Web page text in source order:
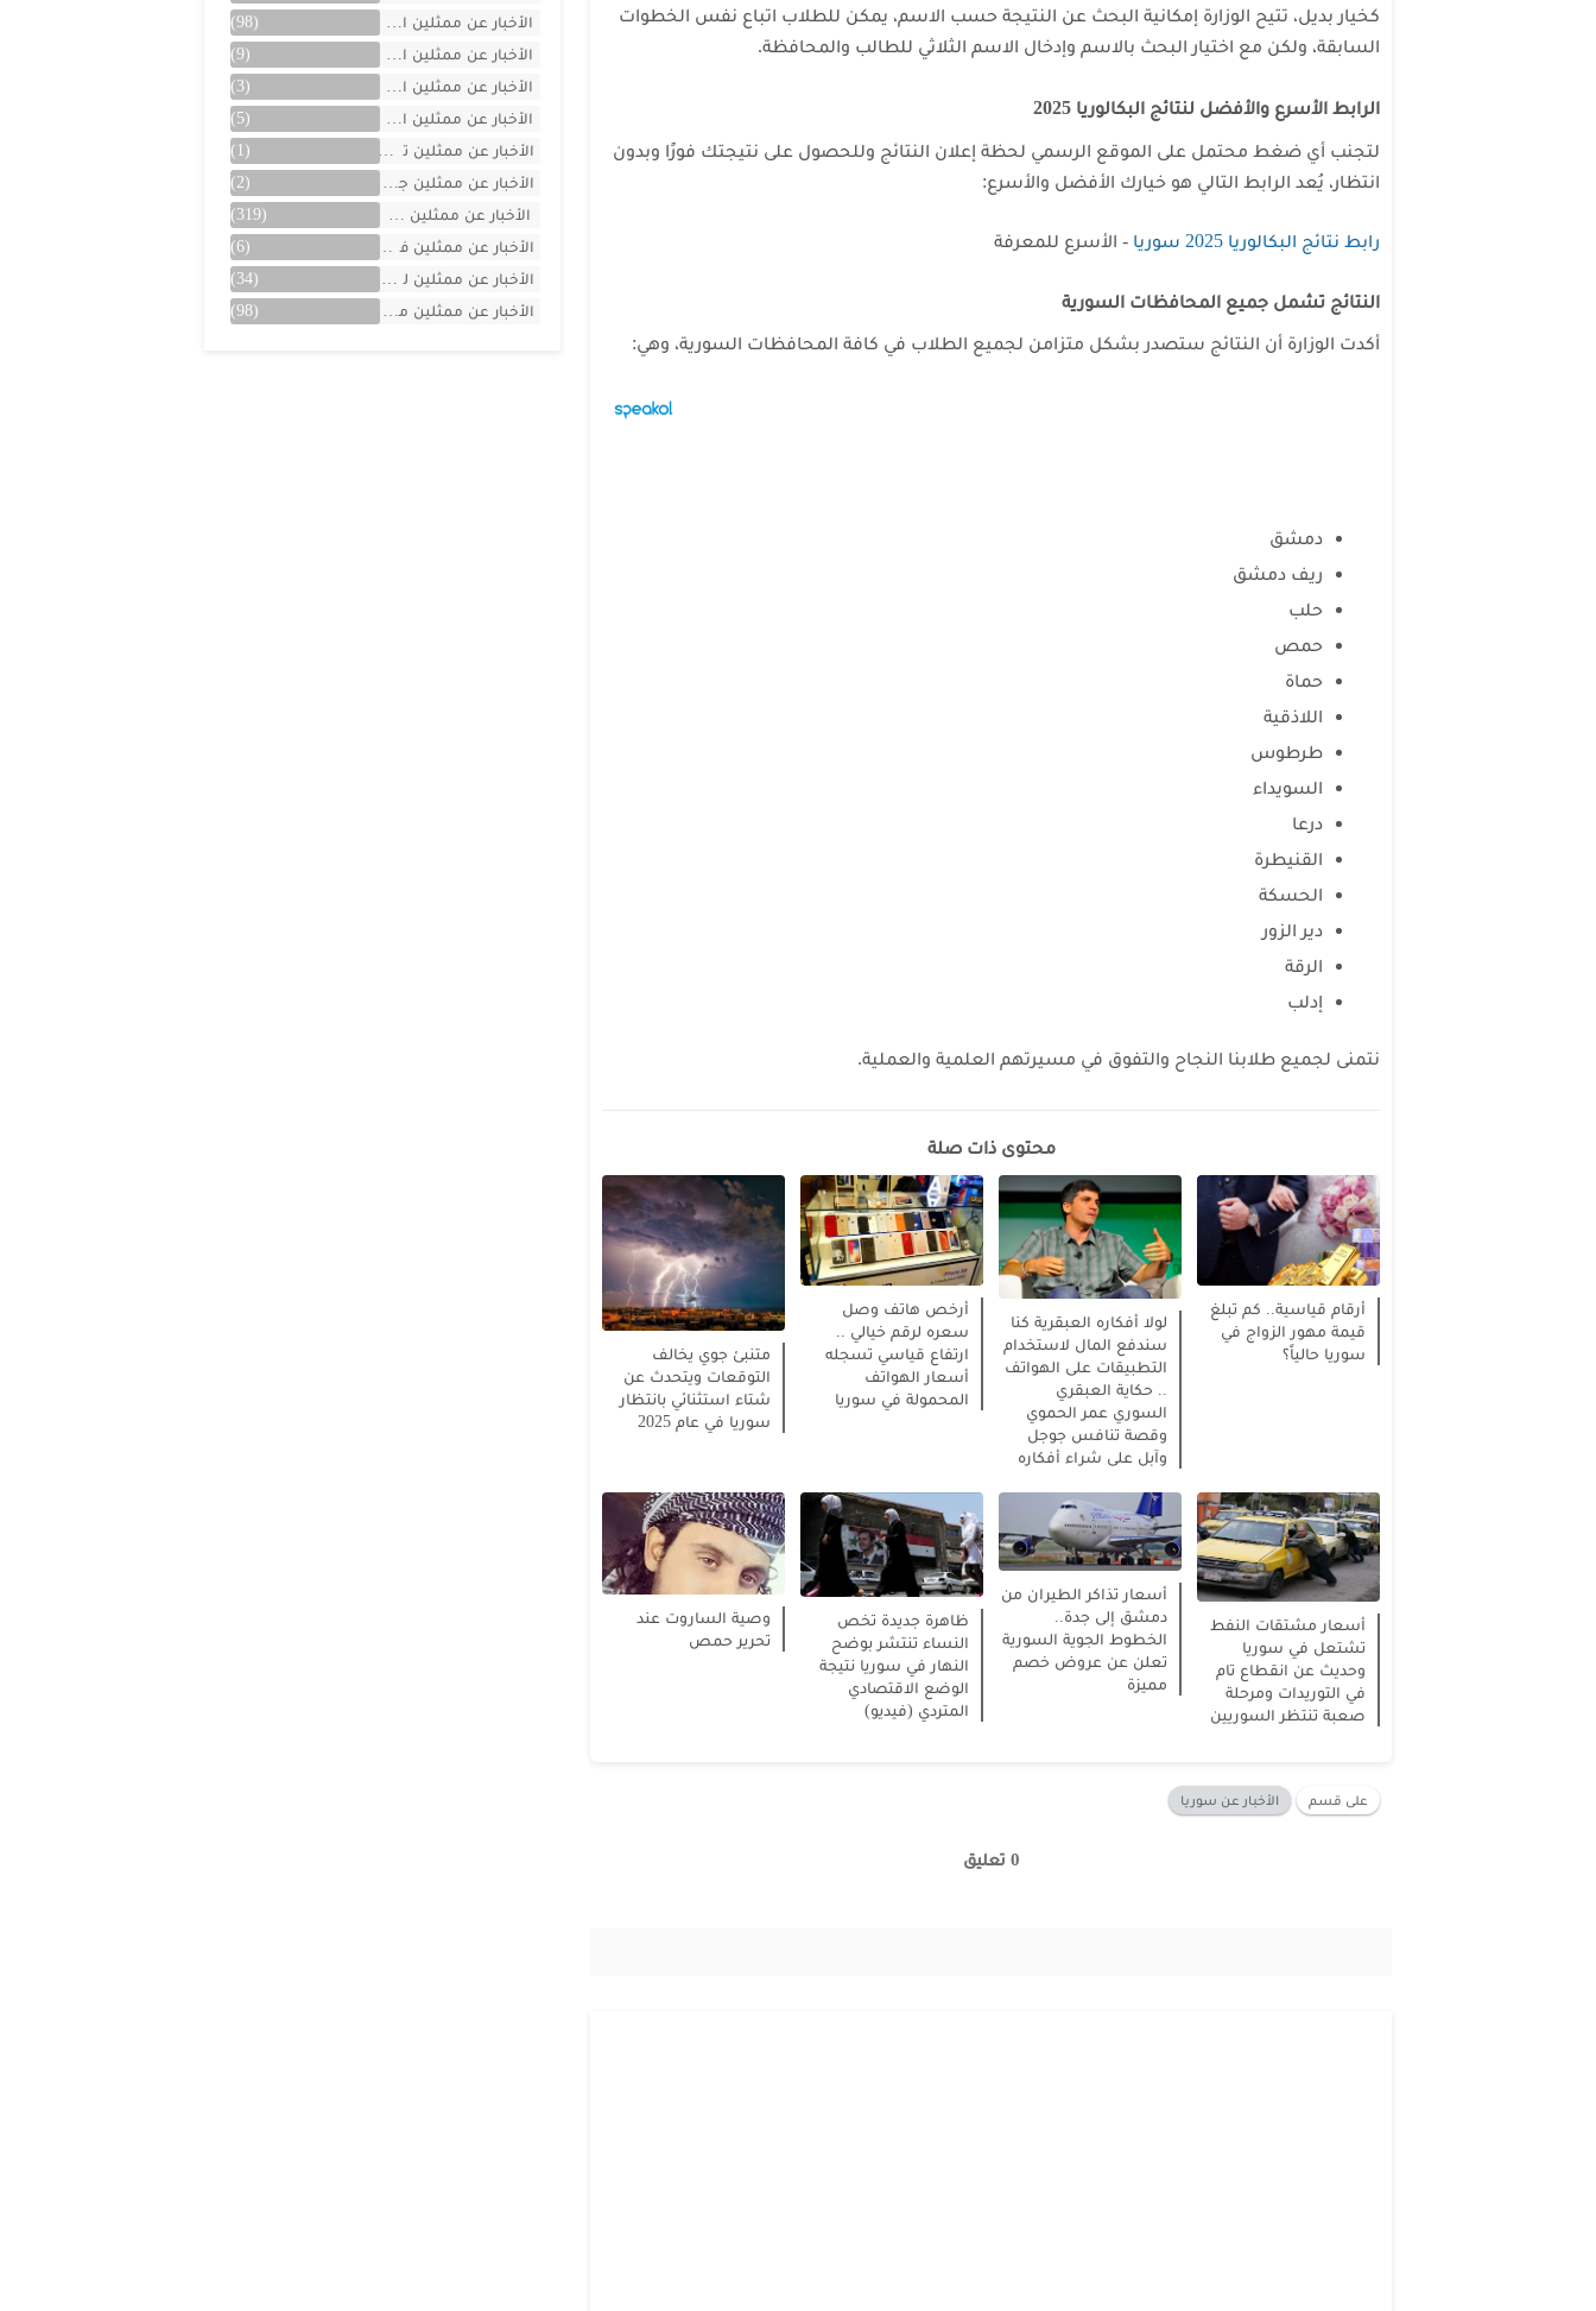
كخيار بديل، تتيح الوزارة إمكانية البحث عن النتيجة حسب الاسم، يمكن للطلاب اتباع نفس الخطوات
السابقة، ولكن مع اختيار البحث بالاسم وإدخال الاسم الثلاثي للطالب والمحافظة.
الرابط الأسرع والأفضل لنتائج البكالوريا 2025
لتجنب أي ضغط محتمل على الموقع الرسمي لحظة إعلان النتائج وللحصول على نتيجتك فورًا وبدون
انتظار، يُعد الرابط التالي هو خيارك الأفضل والأسرع:
رابط نتائج البكالوريا 2025 سوريا - الأسرع للمعرفة
النتائج تشمل جميع المحافظات السورية
أكدت الوزارة أن النتائج ستصدر بشكل متزامن لجميع الطلاب في كافة المحافظات السورية، وهي:
دمشق
ريف دمشق
حلب
حمص
حماة
اللاذقية
طرطوس
السويداء
درعا
القنيطرة
الحسكة
دير الزور
الرقة
إدلب
نتمنى لجميع طلابنا النجاح والتفوق في مسيرتهم العلمية والعملية.
محتوى ذات صلة
أرقام قياسية.. كم تبلغ
قيمة مهور الزواج في
سوريا حالياً؟
لولا أفكاره العبقرية كنا
سندفع المال لاستخدام
التطبيقات على الهواتف
.. حكاية العبقري
السوري عمر الحموي
وقصة تنافس جوجل
وآبل على شراء أفكاره
أرخص هاتف وصل
سعره لرقم خيالي ..
ارتفاع قياسي تسجله
أسعار الهواتف
المحمولة في سوريا
متنبئ جوي يخالف
التوقعات ويتحدث عن
شتاء استثنائي بانتظار
سوريا في عام 2025
أسعار مشتقات النفط
تشتعل في سوريا
وحديث عن انقطاع تام
في التوريدات ومرحلة
صعبة تنتظر السوريين
أسعار تذاكر الطيران من
دمشق إلى جدة..
الخطوط الجوية السورية
تعلن عن عروض خصم
مميزة
ظاهرة جديدة تخص
النساء تنتشر بوضح
النهار في سوريا نتيجة
الوضع الاقتصادي
المتردي (فيديو)
وصية الساروت عند
تحرير حمص
على قسم الأخبار عن سوريا
0 تعليق
الأخبار عن ممثلين اتراك
(98)
الأخبار عن ممثلين الأجانب
(9)
الأخبار عن ممثلين الأردن
(3)
الأخبار عن ممثلين المغرب
(5)
الأخبار عن ممثلين تونس
(1)
الأخبار عن ممثلين جزائريين
(2)
الأخبار عن ممثلين سوريين
(319)
الأخبار عن ممثلين فلسطينين
(6)
الأخبار عن ممثلين لبنان
(34)
الأخبار عن ممثلين مصريين
(98)